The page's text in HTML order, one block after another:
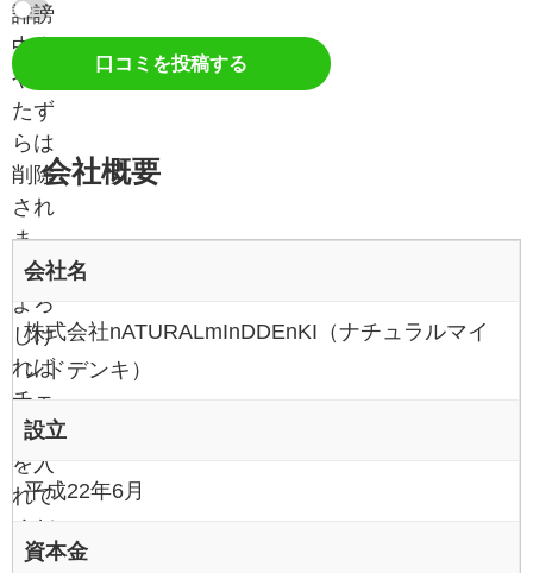
誹謗
中傷
やい
たず
らは
削除
され
ま
す。
よろ
しけ
れば
チェ
ック
を入
れて
くだ
さ
口コミを投稿する
会社概要
会社名
株式会社nATURALmInDDEnKI（ナチュラルマイ
ンドデンキ）
設立
平成22年6月
資本金